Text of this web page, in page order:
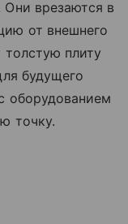
врезаются в
от внешнего
плиту
будущего
оборудованием
точку.